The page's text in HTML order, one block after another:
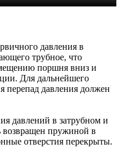
давления в
трубное, что
поршня вниз и
Для дальнейшего
перепад давления должен
давлений в затрубном и
возвращен пружиной в
отверстия перекрыты.